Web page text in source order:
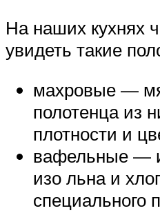
На наших кухнях
увидеть такие
махровые —
полотенца из
плотности и
вафельные —
изо льна и
специального